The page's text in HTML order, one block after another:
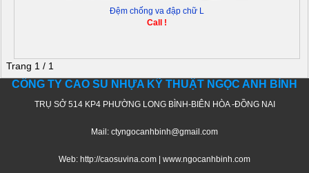
Đệm chống va đập chữ L
Call !
Trang 1 / 1
CÔNG TY CAO SU NHỰA KỸ THUẬT NGỌC ANH BÌNH
TRỤ SỞ 514 KP4 PHƯỜNG LONG BÌNH-BIÊN HÒA -ĐỒNG NAI
Mail: ctyngocanhbinh@gmail.com
Web: http://caosuvina.com | www.ngocanhbinh.com